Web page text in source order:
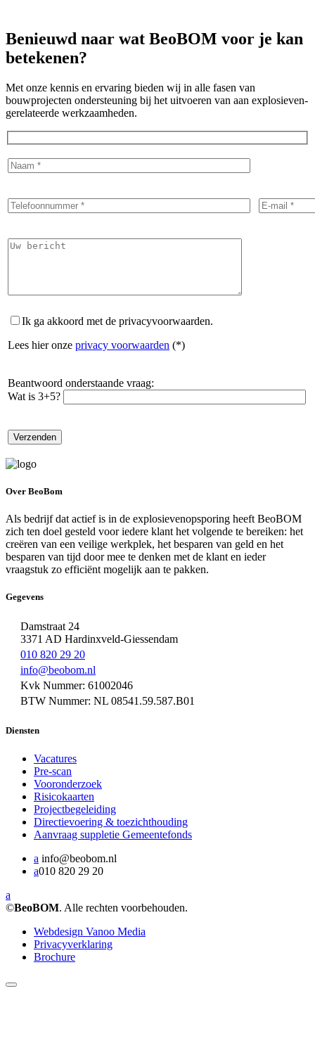
Benieuwd naar wat BeoBOM voor je kan
betekenen?
Met onze kennis en ervaring bieden wij in alle fasen van
bouwprojecten ondersteuning bij het uitvoeren van aan explosieven-
gerelateerde werkzaamheden.
Ik ga akkoord met de privacyvoorwaarden.
Lees hier onze privacy voorwaarden (*)
Beantwoord onderstaande vraag:
Wat is 3+5?
Over BeoBom
Als bedrijf dat actief is in de explosievenopsporing heeft BeoBOM
zich ten doel gesteld voor iedere klant het volgende te bereiken: het
creëren van een veilige werkplek, het besparen van geld en het
besparen van tijd door mee te denken met de klant en ieder
vraagstuk zo efficiënt mogelijk aan te pakken.
Gegevens
Damstraat 24
3371 AD Hardinxveld-Giessendam
010 820 29 20
info@beobom.nl
Kvk Nummer: 61002046
BTW Nummer: NL 08541.59.587.B01
Diensten
Vacatures
Pre-scan
Vooronderzoek
Risicokaarten
Projectbegeleiding
Directievoering & toezichthouding
Aanvraag suppletie Gemeentefonds
a info@beobom.nl
a010 820 29 20
a
©BeoBOM. Alle rechten voorbehouden.
Webdesign Vanoo Media
Privacyverklaring
Brochure